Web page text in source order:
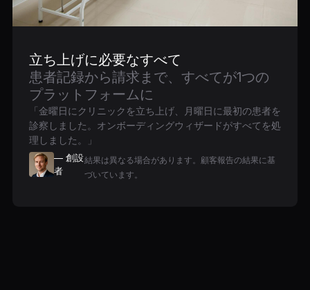
立ち上げに必要なすべて
患者記録から請求まで、すべてが1つの
プラットフォームに
「金曜日にクリニックを立ち上げ、月曜日に最初の患者を
診察しました。オンボーディングウィザードがすべてを処
理しました。」
— 創設
者
結果は異なる場合があります。顧客報告の結果に基
づいています。